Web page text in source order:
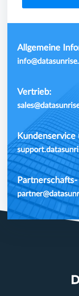
Allgemeine
Vertrieb:
Kundenservice